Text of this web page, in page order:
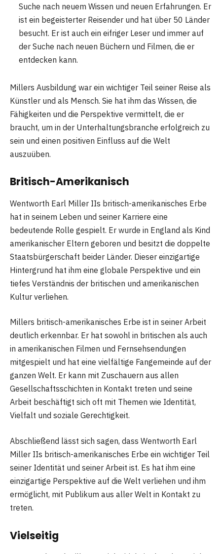
Suche nach neuem Wissen und neuen Erfahrungen. Er
ist ein begeisterter Reisender und hat über 50 Länder
besucht. Er ist auch ein eifriger Leser und immer auf
der Suche nach neuen Büchern und Filmen, die er
entdecken kann.
Millers Ausbildung war ein wichtiger Teil seiner Reise als
Künstler und als Mensch. Sie hat ihm das Wissen, die
Fähigkeiten und die Perspektive vermittelt, die er
braucht, um in der Unterhaltungsbranche erfolgreich zu
sein und einen positiven Einfluss auf die Welt
auszuüben.
Britisch-Amerikanisch
Wentworth Earl Miller IIs britisch-amerikanisches Erbe
hat in seinem Leben und seiner Karriere eine
bedeutende Rolle gespielt. Er wurde in England als Kind
amerikanischer Eltern geboren und besitzt die doppelte
Staatsbürgerschaft beider Länder. Dieser einzigartige
Hintergrund hat ihm eine globale Perspektive und ein
tiefes Verständnis der britischen und amerikanischen
Kultur verliehen.
Millers britisch-amerikanisches Erbe ist in seiner Arbeit
deutlich erkennbar. Er hat sowohl in britischen als auch
in amerikanischen Filmen und Fernsehsendungen
mitgespielt und hat eine vielfältige Fangemeinde auf der
ganzen Welt. Er kann mit Zuschauern aus allen
Gesellschaftsschichten in Kontakt treten und seine
Arbeit beschäftigt sich oft mit Themen wie Identität,
Vielfalt und soziale Gerechtigkeit.
Abschließend lässt sich sagen, dass Wentworth Earl
Miller IIs britisch-amerikanisches Erbe ein wichtiger Teil
seiner Identität und seiner Arbeit ist. Es hat ihm eine
einzigartige Perspektive auf die Welt verliehen und ihm
ermöglicht, mit Publikum aus aller Welt in Kontakt zu
treten.
Vielseitig